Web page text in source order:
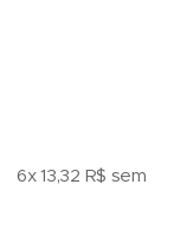
6x 13,32 R$ sem